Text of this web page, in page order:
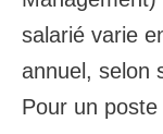
salarié varie
annuel, selon
Pour un